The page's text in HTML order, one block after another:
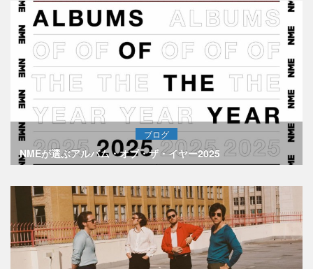
ブログ
NMEが選ぶアルバム・オブ・ザ・イヤー2025